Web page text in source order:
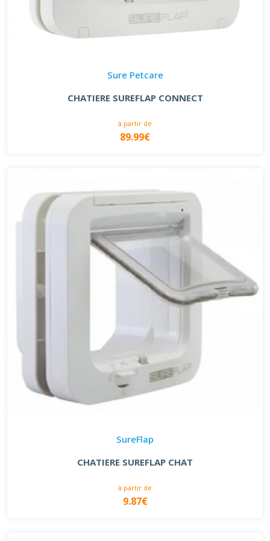
Sure Petcare
CHATIERE SUREFLAP CONNECT
à partir de
89.99€
SureFlap
CHATIERE SUREFLAP CHAT
à partir de
9.87€